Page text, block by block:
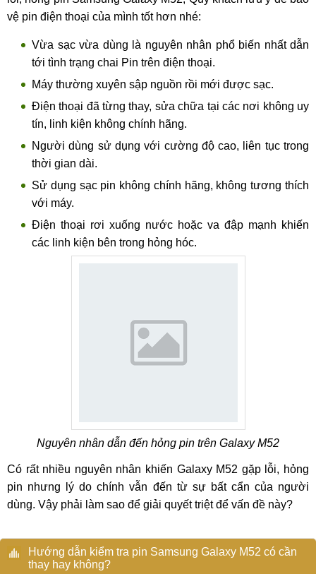
vệ pin điện thoại của mình tốt hơn nhé:
Vừa sạc vừa dùng là nguyên nhân phổ biến nhất dẫn
tới tình trạng chai Pin trên điện thoại.
Máy thường xuyên sập nguồn rồi mới được sạc.
Điện thoại đã từng thay, sửa chữa tại các nơi không uy
tín, linh kiện không chính hãng.
Người dùng sử dụng với cường độ cao, liên tục trong
thời gian dài.
Sử dụng sạc pin không chính hãng, không tương thích
với máy.
Điện thoại rơi xuống nước hoặc va đập mạnh khiến
các linh kiện bên trong hỏng hóc.
Nguyên nhân dẫn đến hỏng pin trên Galaxy M52
Có rất nhiều nguyên nhân khiến Galaxy M52 gặp lỗi, hỏng
pin nhưng lý do chính vẫn đến từ sự bất cẩn của người
dùng. Vậy phải làm sao để giải quyết triệt để vấn đề này?
Hướng dẫn kiểm tra pin Samsung Galaxy M52 có cần
thay hay không?